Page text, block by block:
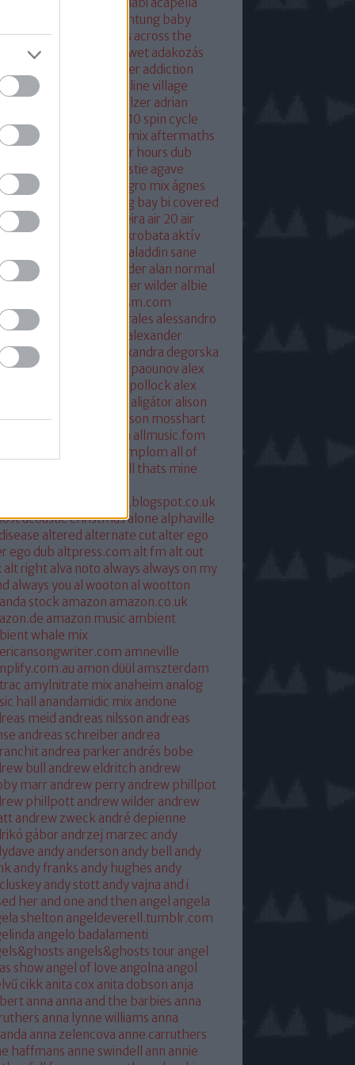
achtung baby
acoustic christmas across the
actress ac wet adakozás
adam weissler addiction
adrenaline
adrenaline village
adrian hielholzer adrian
ae10 spin cycle
afghan surgery mix aftermaths
after hours dub
agatha christie agave
agent orange aggro mix ágnes
ahk toong bay bi covered
berry airto moreira air 20 air
aix les baines akrobata aktív
aladdin sane
alan mcgee alan moulder alan normal
wilder
alber wilder albie
albumism.com
alejandro morales alessandro
alexander kowalski
alexander
alexander ridha
alexandra degorska
savior
alexandre paounov alex
alex pollock alex
aligátor alison
alkohol
allison mosshart
allmusic.com allmusic.fom
all hallows templom all of
all thats mine
acoustic christmasalone alphaville
altered alternate cut alter ego
ego dub altpress.com alt fm alt out
alt right alva noto always always on my
always you al wooton al wootton
stock amazon amazon.co.uk
amazon music ambient
whale mix
amneville
amon düül amszterdam
amylnitrate mix anaheim analog
hall
anandamidic mix andone
meid andreas nilsson andreas
andreas schreiber andrea
andrea parker andrés bobe
bull
andrew eldritch andrew
marr andrew perry andrew phillpot
phillpott andrew wilder andrew
andrew zweck andré depienne
gábor andrzej marzec andy
andy anderson andy bell
andy
andy franks andy hughes andy
andy stott andy vajna and i
her and one and then angel angela
shelton angeldeverell.tumblr.com
angelo badalamenti
angels&ghosts tour angel
show angel of love angolna angol
cikk anita cox anita dobson anja
anna anna and the barbies anna
anna lynne williams anna
anna zelencova anne carruthers
haffmans anne swindell
ann annie